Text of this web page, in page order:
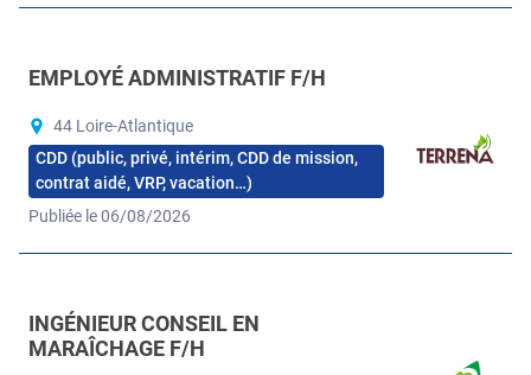
EMPLOYÉ ADMINISTRATIF F/H
44 Loire-Atlantique
CDD (public, privé, intérim, CDD de mission,
contrat aidé, VRP, vacation…)
Publiée le 06/08/2026
INGÉNIEUR CONSEIL EN
MARAÎCHAGE F/H